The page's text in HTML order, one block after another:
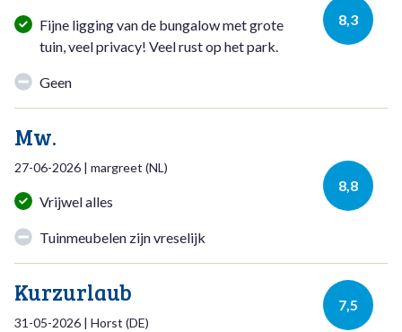
8,3
Fijne ligging van de bungalow met grote
tuin, veel privacy! Veel rust op het park.
Geen
Mw.
27-06-2026 | margreet (NL)
8,8
Vrijwel alles
Tuinmeubelen zijn vreselijk
Kurzurlaub
31-05-2026 | Horst (DE)
7,5